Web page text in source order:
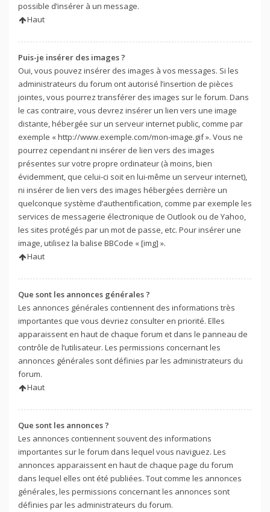
possible d’insérer à un message.
Haut
Puis-je insérer des images ?
Oui, vous pouvez insérer des images à vos messages. Si les
administrateurs du forum ont autorisé l’insertion de pièces
jointes, vous pourrez transférer des images sur le forum. Dans
le cas contraire, vous devrez insérer un lien vers une image
distante, hébergée sur un serveur internet public, comme par
exemple « http://www.exemple.com/mon-image.gif ». Vous ne
pourrez cependant ni insérer de lien vers des images
présentes sur votre propre ordinateur (à moins, bien
évidemment, que celui-ci soit en lui-même un serveur internet),
ni insérer de lien vers des images hébergées derrière un
quelconque système d’authentification, comme par exemple les
services de messagerie électronique de Outlook ou de Yahoo,
les sites protégés par un mot de passe, etc. Pour insérer une
image, utilisez la balise BBCode « [img] ».
Haut
Que sont les annonces générales ?
Les annonces générales contiennent des informations très
importantes que vous devriez consulter en priorité. Elles
apparaissent en haut de chaque forum et dans le panneau de
contrôle de l’utilisateur. Les permissions concernant les
annonces générales sont définies par les administrateurs du
forum.
Haut
Que sont les annonces ?
Les annonces contiennent souvent des informations
importantes sur le forum dans lequel vous naviguez. Les
annonces apparaissent en haut de chaque page du forum
dans lequel elles ont été publiées. Tout comme les annonces
générales, les permissions concernant les annonces sont
définies par les administrateurs du forum.